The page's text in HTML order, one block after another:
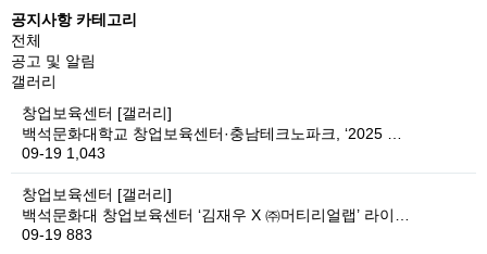
창업교육센터
창업보육센터
백석메이커스
공간/장비 예약
알림마당
이용안내
공지사항 카테고리
전체
공고 및 알림
갤러리
창업보육센터 [갤러리]
백석문화대학교 창업보육센터·충남테크노파크, ‘2025 …
09-19 1,043
창업보육센터 [갤러리]
백석문화대 창업보육센터 ‘김재우 X ㈜머티리얼랩’ 라이…
09-19 883